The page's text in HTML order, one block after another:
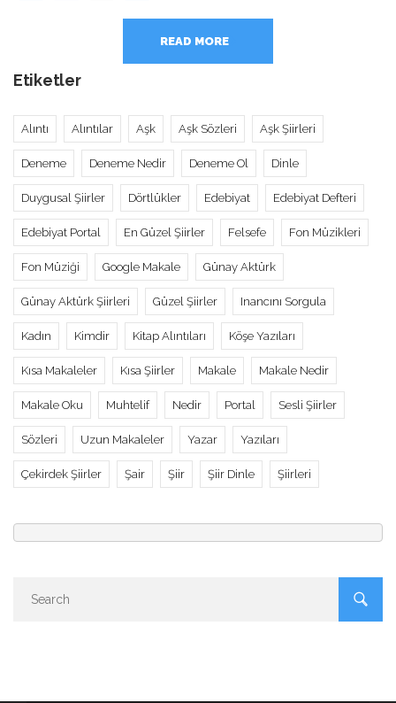
READ MORE
Etiketler
Alıntı Alıntılar Aşk Aşk Sözleri Aşk Şiirleri
Deneme Deneme Nedir Deneme Ol Dinle
Duygusal Şiirler Dörtlükler Edebiyat Edebiyat Defteri
Edebiyat Portal En Güzel Şiirler Felsefe Fon Müzikleri
Fon Müziği Google Makale Günay Aktürk
Günay Aktürk Şiirleri Güzel Şiirler Inancını Sorgula
Kadın Kimdir Kitap Alıntıları Köşe Yazıları
Kısa Makaleler Kısa Şiirler Makale Makale Nedir
Makale Oku Muhtelif Nedir Portal Sesli Şiirler
Sözleri Uzun Makaleler Yazar Yazıları
Çekirdek Şiirler Şair Şiir Şiir Dinle Şiirleri